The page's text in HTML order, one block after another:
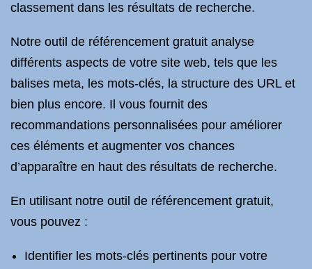
classement dans les résultats de recherche.
Notre outil de référencement gratuit analyse
différents aspects de votre site web, tels que les
balises meta, les mots-clés, la structure des URL et
bien plus encore. Il vous fournit des
recommandations personnalisées pour améliorer
ces éléments et augmenter vos chances
d’apparaître en haut des résultats de recherche.
En utilisant notre outil de référencement gratuit,
vous pouvez :
Identifier les mots-clés pertinents pour votre